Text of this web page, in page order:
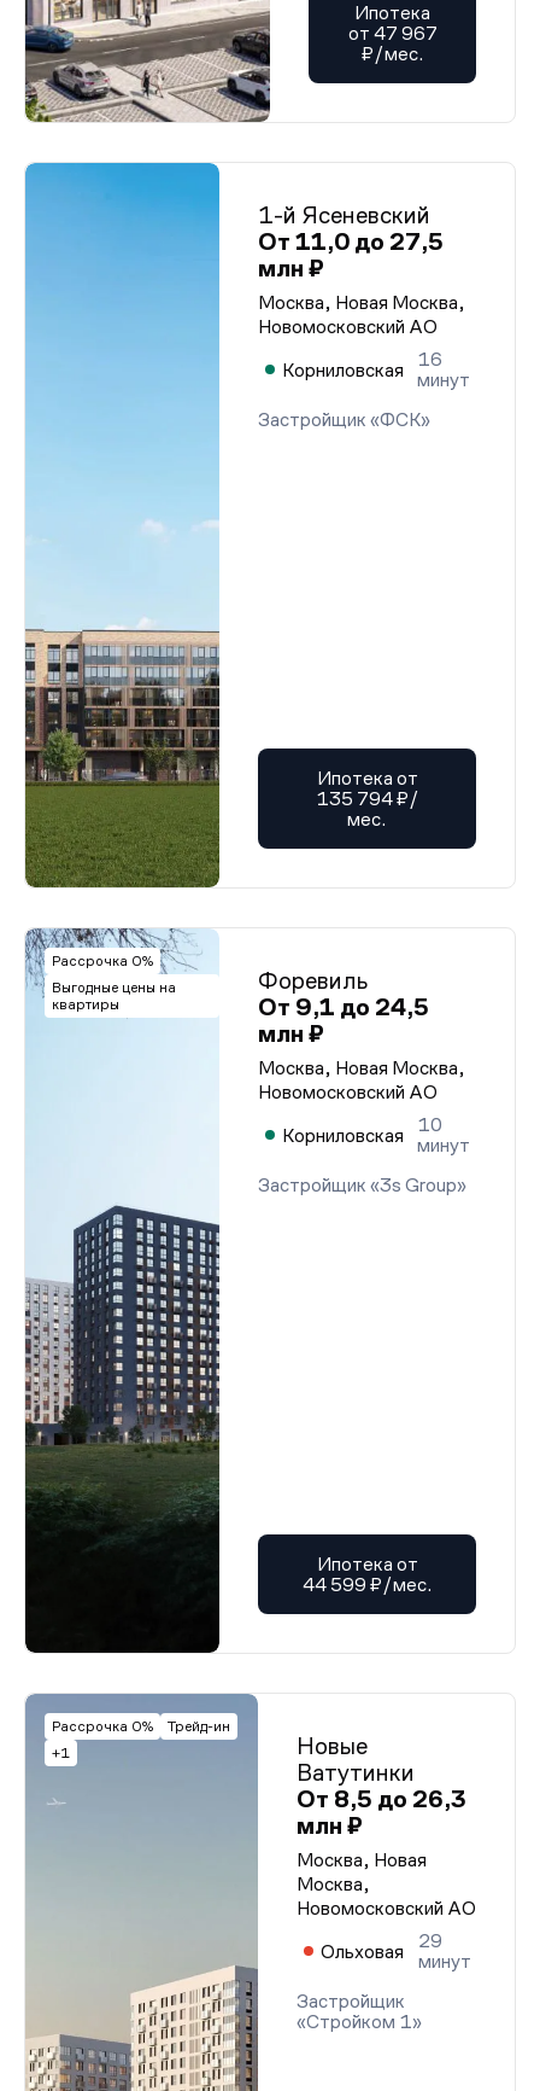
Ипотека
от 47 967
₽/мес.
1-й Ясеневский
От 11,0 до 27,5
млн ₽
Москва, Новая Москва,
Новомосковский АО
Корниловская
16
минут
Застройщик «ФСК»
Ипотека от
135 794 ₽/
мес.
Рассрочка 0%
Выгодные цены на
квартиры
Форевиль
От 9,1 до 24,5
млн ₽
Москва, Новая Москва,
Новомосковский АО
Корниловская
10
минут
Застройщик «3s Group»
Ипотека от
44 599 ₽/мес.
Рассрочка 0%
Трейд-ин
+1
Новые
Ватутинки
От 8,5 до 26,3
млн ₽
Москва, Новая
Москва,
Новомосковский АО
Ольховая
29
минут
Застройщик
«Стройком 1»